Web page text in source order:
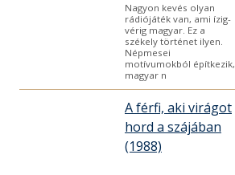
Nagyon kevés olyan
rádiójáték van, ami ízig-
vérig magyar. Ez a
székely történet ilyen.
Népmesei
motívumokból építkezik,
magyar n
A férfi, aki virágot
hord a szájában
(1988)